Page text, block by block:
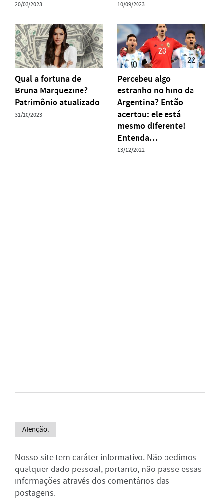
20/03/2023 10/09/2023
Qual a fortuna de
Bruna Marquezine?
Patrimônio atualizado
31/10/2023
Percebeu algo
estranho no hino da
Argentina? Então
acertou: ele está
mesmo diferente!
Entenda…
13/12/2022
Atenção:
Nosso site tem caráter informativo. Não pedimos
qualquer dado pessoal, portanto, não passe essas
informações através dos comentários das
postagens.